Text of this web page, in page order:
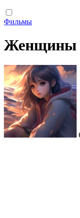
Фильмы
Женщины